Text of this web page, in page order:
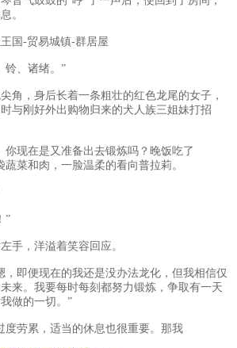
。
-贸易城镇-群居屋
、诸绪。”
，身后长着一条粗壮的红色龙尾的女子，
与刚好外出购物归来的犬人族三姐妹打招
现在是又准备出去锻炼吗？晚饭吃了
蔬菜和肉，一脸温柔的看向普拉莉。
”
，洋溢着笑容回应。
即便现在的我还是没办法龙化，但我相信仅
来。我要每时每刻都努力锻炼，争取有一天
做的一切。”
劳累，适当的休息也很重要。那我